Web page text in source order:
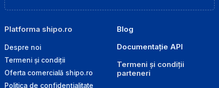
Platforma shipo.ro
Despre noi
Termeni și condiții
Oferta comercială shipo.ro
Politica de confidențialitate
Blog
Documentație API
Termeni și condiții
parteneri